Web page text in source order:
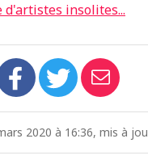
d'artistes insolites...
2020 à 16:36, mis à